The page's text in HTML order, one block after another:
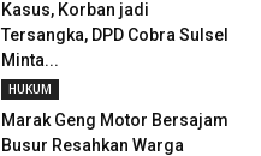
Kasus, Korban jadi
Tersangka, DPD Cobra Sulsel
Minta...
HUKUM
Marak Geng Motor Bersajam
Busur Resahkan Warga